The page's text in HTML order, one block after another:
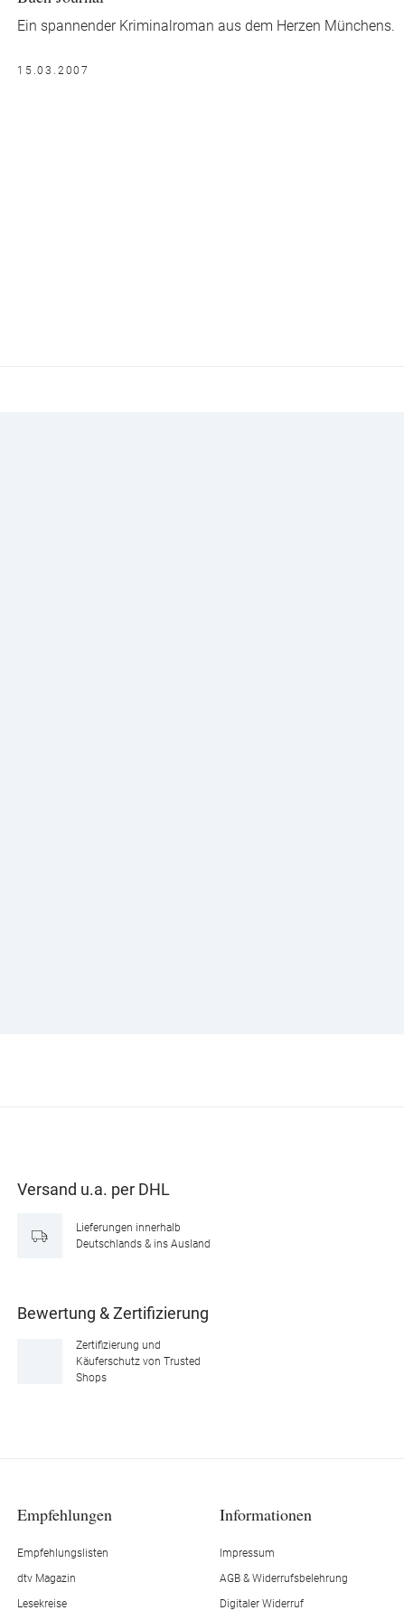
Ein spannender Kriminalroman aus dem Herzen Münchens.
15.03.2007
Versand u.a. per DHL
Lieferungen innerhalb
Deutschlands & ins Ausland
Bewertung & Zertifizierung
Zertifizierung und
Käuferschutz von Trusted
Shops
Empfehlungen
Empfehlungslisten
dtv Magazin
Lesekreise
Informationen
Impressum
AGB & Widerrufsbelehrung
Digitaler Widerruf